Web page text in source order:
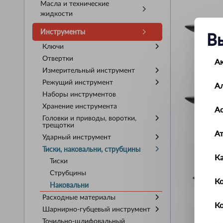
Масла и технические
жидкости
Инструменты
Ключи
Отвертки
Измерительный инструмент
Режущий инструмент
Наборы инструментов
Хранение инструмента
Головки и приводы, воротки,
трещотки
Ударный инструмент
Тиски, наковальни, струбцины
Тиски
Струбцины
Наковальни
Расходные материалы
Шарнирно-губцевый инструмент
Точильно-шлифовальный